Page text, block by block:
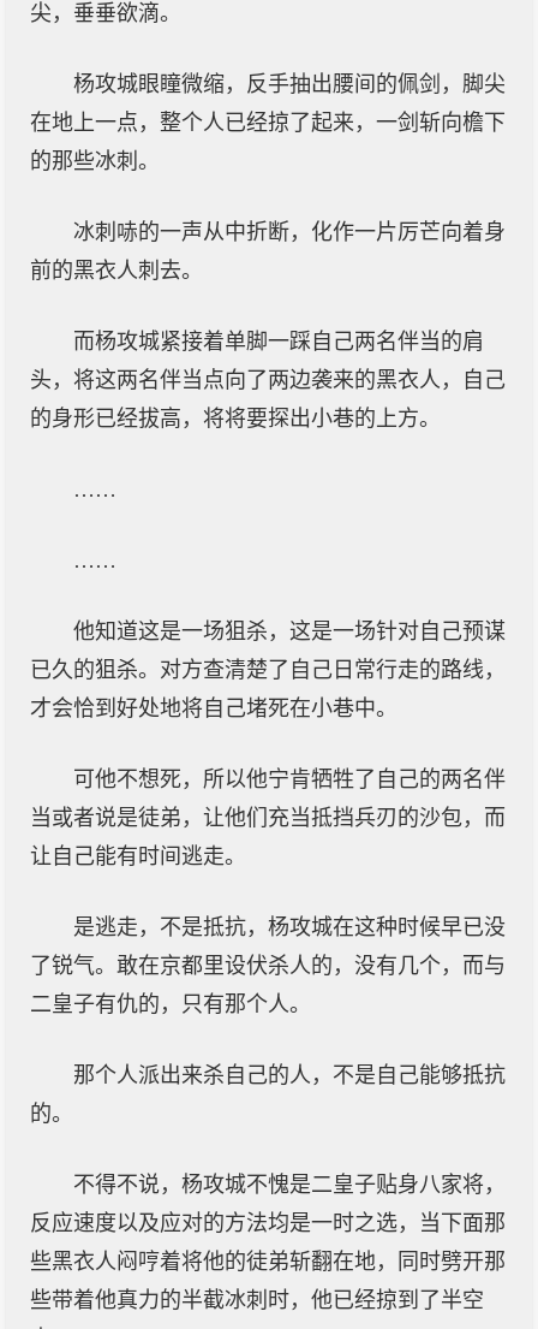
尖，垂垂欲滴。
杨攻城眼瞳微缩，反手抽出腰间的佩剑，脚尖
在地上一点，整个人已经掠了起来，一剑斩向檐下
的那些冰刺。
冰刺哧的一声从中折断，化作一片厉芒向着身
前的黑衣人刺去。
而杨攻城紧接着单脚一踩自己两名伴当的肩
头，将这两名伴当点向了两边袭来的黑衣人，自己
的身形已经拔高，将将要探出小巷的上方。
……
……
他知道这是一场狙杀，这是一场针对自己预谋
已久的狙杀。对方查清楚了自己日常行走的路线，
才会恰到好处地将自己堵死在小巷中。
可他不想死，所以他宁肯牺牲了自己的两名伴
当或者说是徒弟，让他们充当抵挡兵刃的沙包，而
让自己能有时间逃走。
是逃走，不是抵抗，杨攻城在这种时候早已没
了锐气。敢在京都里设伏杀人的，没有几个，而与
二皇子有仇的，只有那个人。
那个人派出来杀自己的人，不是自己能够抵抗
的。
不得不说，杨攻城不愧是二皇子贴身八家将，
反应速度以及应对的方法均是一时之选，当下面那
些黑衣人闷哼着将他的徒弟斩翻在地，同时劈开那
些带着他真力的半截冰刺时，他已经掠到了半空